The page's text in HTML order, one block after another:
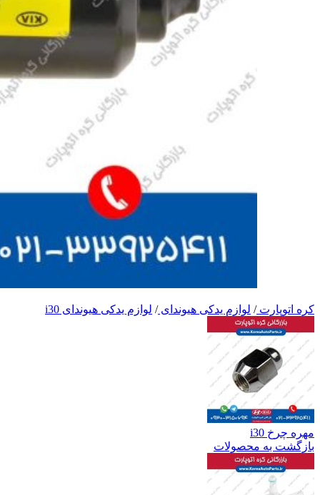
کره اتوپارت/ لوازم یدکی هیوندای/ لوازم یدکی هیوندای i30
مهره چرخ i30
بازگشت به محصولات